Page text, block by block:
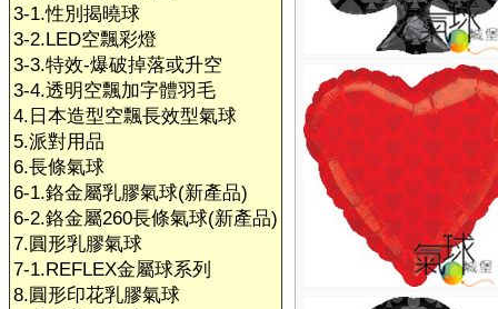
3-1.性別揭曉球
3-2.LED空飄彩燈
3-3.特效-爆破掉落或升空
3-4.透明空飄加字體羽毛
4.日本造型空飄長效型氣球
5.派對用品
6.長條氣球
6-1.鉻金屬乳膠氣球(新產品)
6-2.鉻金屬260長條氣球(新產品)
7.圓形乳膠氣球
7-1.REFLEX金屬球系列
8.圓形印花乳膠氣球